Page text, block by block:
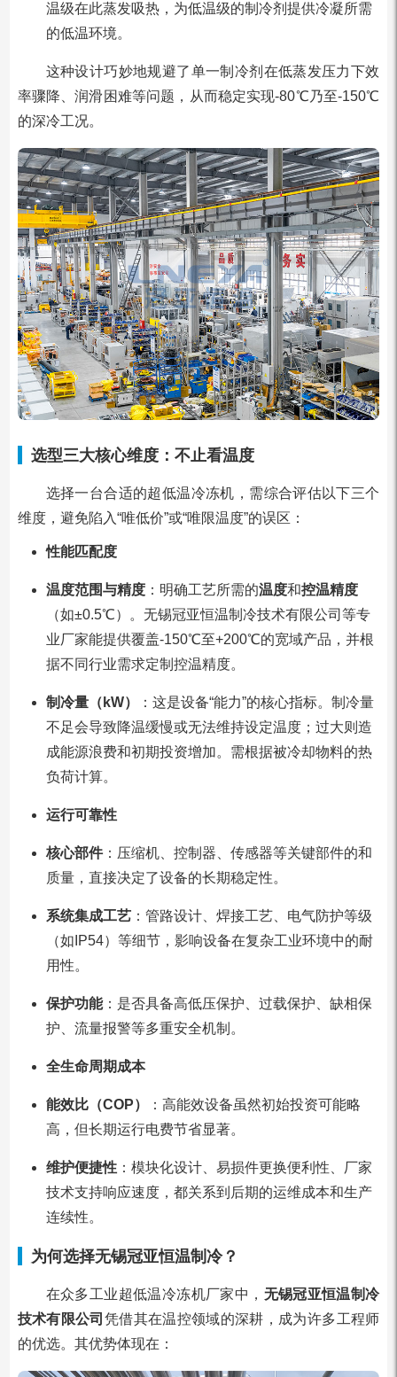
温级在此蒸发吸热，为低温级的制冷剂提供冷凝所需
的低温环境。
这种设计巧妙地规避了单一制冷剂在低蒸发压力下效
率骤降、润滑困难等问题，从而稳定实现-80℃乃至-150℃
的深冷工况。
选型三大核心维度：不止看温度
选择一台合适的超低温冷冻机，需综合评估以下三个
维度，避免陷入“唯低价”或“唯限温度”的误区：
性能匹配度
温度范围与精度：明确工艺所需的温度和控温精度
（如±0.5℃）。无锡冠亚恒温制冷技术有限公司等专
业厂家能提供覆盖-150℃至+200℃的宽域产品，并根
据不同行业需求定制控温精度。
制冷量（kW）
：这是设备“能力”的核心指标。制冷量
不足会导致降温缓慢或无法维持设定温度；过大则造
成能源浪费和初期投资增加。需根据被冷却物料的热
负荷计算。
运行可靠性
核心部件：压缩机、控制器、传感器等关键部件的和
质量，直接决定了设备的长期稳定性。
系统集成工艺：管路设计、焊接工艺、电气防护等级
（如IP54）等细节，影响设备在复杂工业环境中的耐
用性。
保护功能：是否具备高低压保护、过载保护、缺相保
护、流量报警等多重安全机制。
全生命周期成本
能效比（COP）
：高能效设备虽然初始投资可能略
高，但长期运行电费节省显著。
维护便捷性：模块化设计、易损件更换便利性、厂家
技术支持响应速度，都关系到后期的运维成本和生产
连续性。
为何选择无锡冠亚恒温制冷？
在众多工业超低温冷冻机厂家中， 无锡冠亚恒温制冷
技术有限公司 凭借其在温控领域的深耕，成为许多工程师
的优选。其优势体现在：